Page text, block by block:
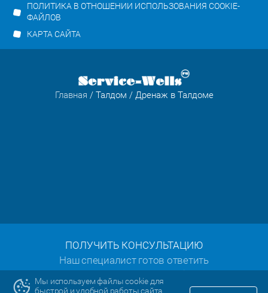
ПОЛИТИКА В ОТНОШЕНИИ ИСПОЛЬЗОВАНИЯ COOKIE-
ФАЙЛОВ
КАРТА САЙТА
Главная / Талдом / Дренаж в Талдоме
ПОЛУЧИТЬ КОНСУЛЬТАЦИЮ
Наш специалист готов ответить
на все ваши вопросы:
Мы используем файлы cookie для
быстрой и удобной работы сайта.